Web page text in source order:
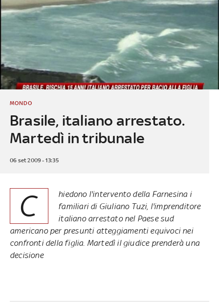
Brasile, italiano arrestato.
Martedì in tribunale
MONDO
06 set 2009 - 13:35
C
hiedono l'intervento della Farnesina i
familiari di Giuliano Tuzi, l'imprenditore
italiano arrestato nel Paese sud
americano per presunti atteggiamenti equivoci nei
confronti della figlia. Martedì il giudice prenderà una
decisione